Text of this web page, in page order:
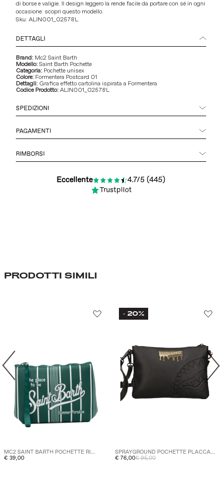
di borse e valigie. Il design leggero la rende facile da portare con sé in ogni
occasione: scopri questo modello.
Sku: ALIN001_02578L
DETTAGLI
Brand: Mc2 Saint Barth
Modello: Saint Barth Pochette
Categoria: Pochette unisex
Colore: Formentera Postcard 01
Dettagli: Grafica effetto cartolina ispirata a Formentera
Codice Prodotto: ALIN001_02578L
SPEDIZIONI
PAGAMENTI
RIMBORSI
Eccellente 4.7/5 (445)
Trustpilot
PRODOTTI SIMILI
MC2 SAINT BARTH POCHETTE RI...
€ 39,00
- 20%
SPRAYGROUND POCHETTE PLACCA...
€ 76,00€ 95,00